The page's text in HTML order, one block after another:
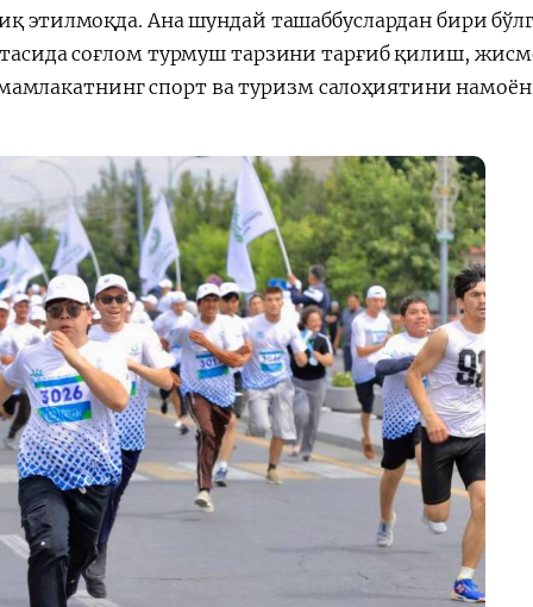
этилмоқда. Ана шундай ташаббуслардан бири
соғлом турмуш тарзини тарғиб қилиш,
спорт ва туризм салоҳиятини